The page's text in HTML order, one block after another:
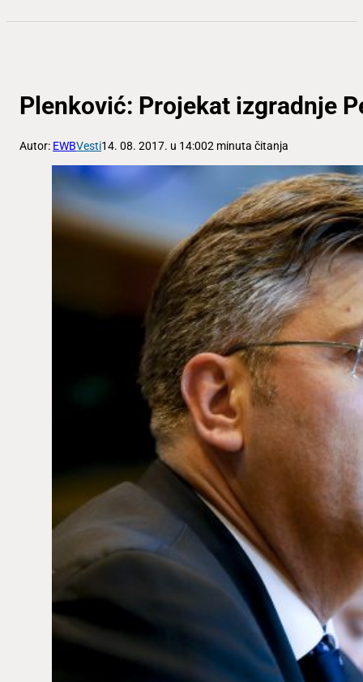
Plenković: Projekat izgradnje
Autor: EWBVesti14. 08. 2017. u 14:002 minuta čitanja